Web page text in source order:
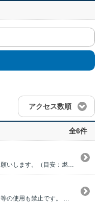
アクセス数順
全6件
次にご利用される方のためにも、給油をお願いします。（目安：燃料残量半分以下） 給油の際は車内...
全車禁煙です。煙の発生しない電子タバコ等の使用も禁止です。 クルマの外で吸われた場合でも衣類...